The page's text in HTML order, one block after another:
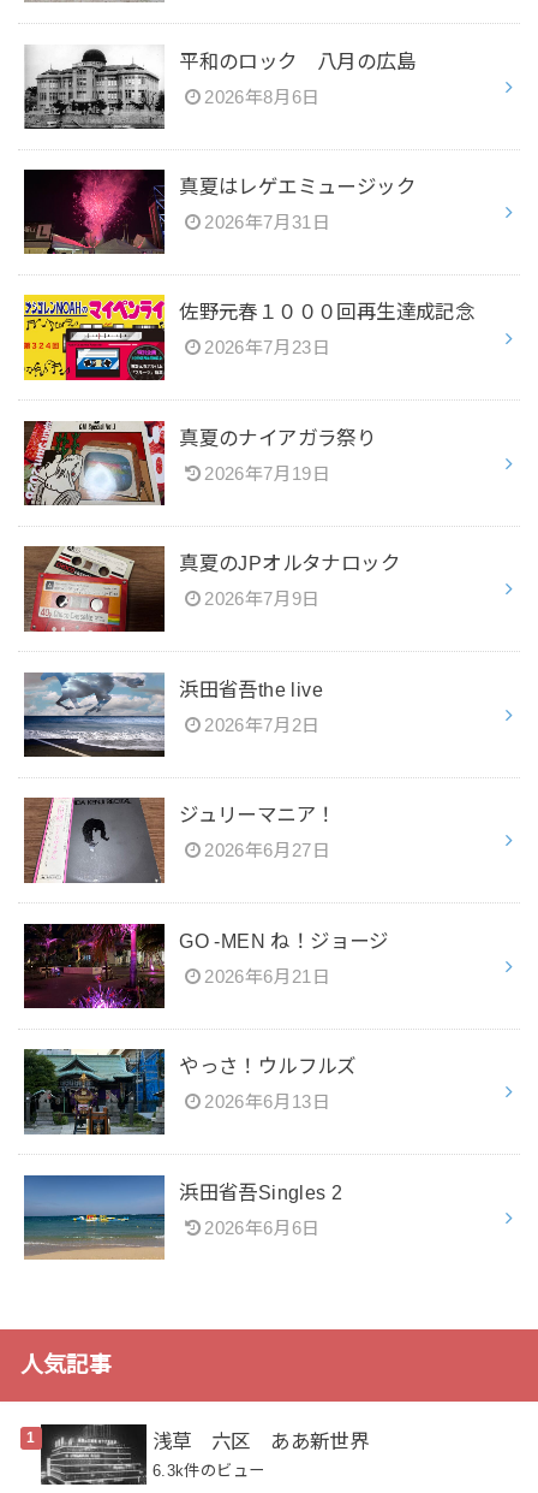
平和のロック 八月の広島
2026年8月6日
真夏はレゲエミュージック
2026年7月31日
佐野元春１０００回再生達成記念
2026年7月23日
真夏のナイアガラ祭り
2026年7月19日
真夏のJPオルタナロック
2026年7月9日
浜田省吾the live
2026年7月2日
ジュリーマニア！
2026年6月27日
GO -MEN ね！ジョージ
2026年6月21日
やっさ！ウルフルズ
2026年6月13日
浜田省吾Singles 2
2026年6月6日
人気記事
浅草 六区 ああ新世界
6.3k件のビュー